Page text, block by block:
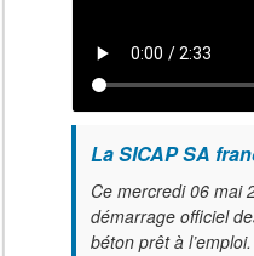
La SICAP SA
Ce mercredi 06 mai
démarrage officiel
béton prêt à l’emploi.